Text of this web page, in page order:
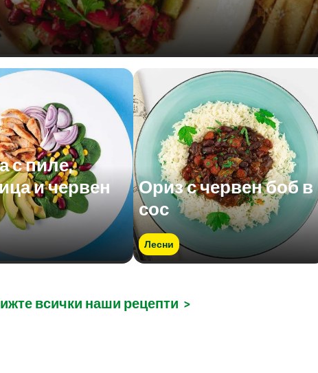
с пиле,
и червен
Ориз с червен боб в
сос
Лесни
всички наши рецепти >